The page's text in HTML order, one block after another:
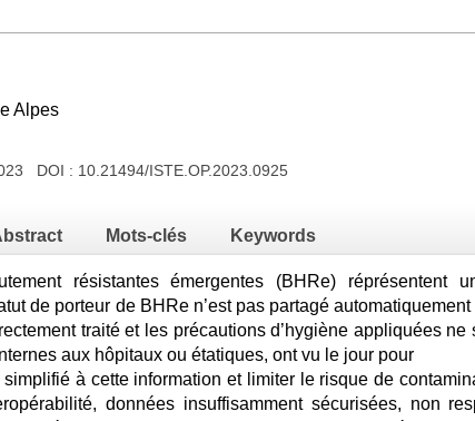
Alpes
DOI : 10.21494/ISTE.OP.2023.0925
Mots-clés Keywords
résistantes émergentes (BHRe) réprésentent
de porteur de BHRe n’est pas partagé
traité et les précautions d’hygiène appliquées
aux hôpitaux ou étatiques, ont vu le jour pour
à cette information et limiter le risque de
données insuffisamment sécurisées, non